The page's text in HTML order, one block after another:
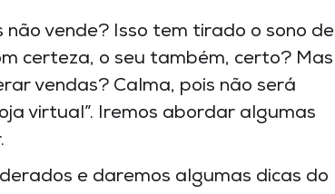
vende? Isso tem tirado o sono de
certeza, o seu também, certo? Mas
vendas? Calma, pois não será
virtual”. Iremos abordar algumas
e daremos algumas dicas do